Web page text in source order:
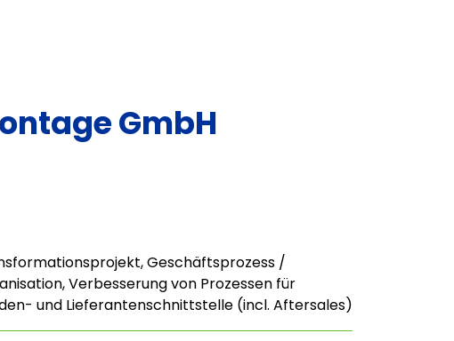
GmbH
Geschäftsprozess /
Verbesserung von Prozessen für
und Lieferantenschnittstelle (incl. Aftersales)